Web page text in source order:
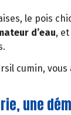
le pois
d’eau,
cumin,
une